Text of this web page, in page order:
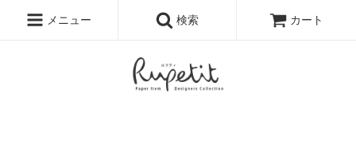
結婚式招待状・席次表をおしゃれでかわいくオリジナルで作りたい新郎新婦にオスス
メ！招待状・席次表専門店ルプティです。
メニュー 検索 カート